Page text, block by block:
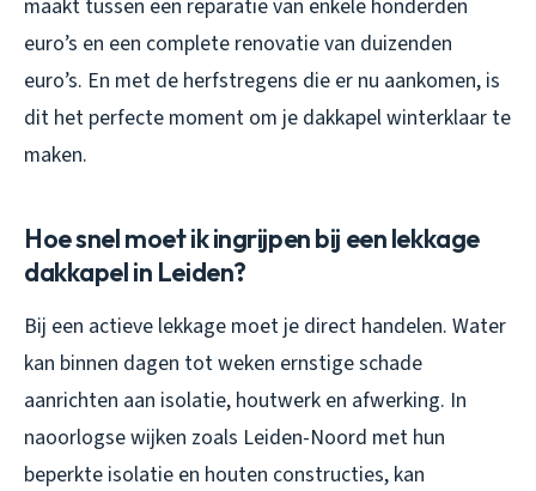
maakt tussen een reparatie van enkele honderden
euro’s en een complete renovatie van duizenden
euro’s. En met de herfstregens die er nu aankomen, is
dit het perfecte moment om je dakkapel winterklaar te
maken.
Hoe snel moet ik ingrijpen bij een lekkage
dakkapel in Leiden?
Bij een actieve lekkage moet je direct handelen. Water
kan binnen dagen tot weken ernstige schade
aanrichten aan isolatie, houtwerk en afwerking. In
naoorlogse wijken zoals Leiden-Noord met hun
beperkte isolatie en houten constructies, kan